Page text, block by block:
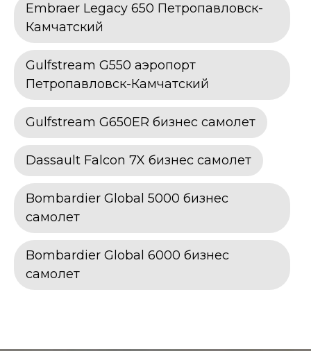
Embraer Legacy 650 Петропавловск-
Камчатский
Gulfstream G550 аэропорт
Петропавловск-Камчатский
Gulfstream G650ER бизнес самолет
Dassault Falcon 7X бизнес самолет
Bombardier Global 5000 бизнес
самолет
Bombardier Global 6000 бизнес
самолет